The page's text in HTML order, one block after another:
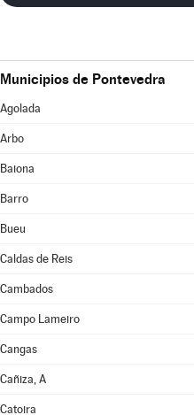
Municipios de Pontevedra
Agolada
Arbo
Baiona
Barro
Bueu
Caldas de Reis
Cambados
Campo Lameiro
Cangas
Cañiza, A
Catoira